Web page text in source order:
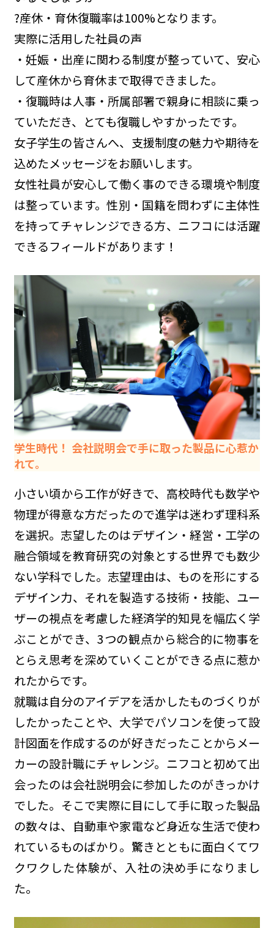
?産休・育休復職率は100%となります。
実際に活用した社員の声
・妊娠・出産に関わる制度が整っていて、安心
して産休から育休まで取得できました。
・復職時は人事・所属部署で親身に相談に乗っ
ていただき、とても復職しやすかったです。
女子学生の皆さんへ、支援制度の魅力や期待を
込めたメッセージをお願いします。
女性社員が安心して働く事のできる環境や制度
は整っています。性別・国籍を問わずに主体性
を持ってチャレンジできる方、ニフコには活躍
できるフィールドがあります！
学生時代！ 会社説明会で手に取った製品に心惹か
れて。
小さい頃から工作が好きで、高校時代も数学や
物理が得意な方だったので進学は迷わず理科系
を選択。志望したのはデザイン・経営・工学の
融合領域を教育研究の対象とする世界でも数少
ない学科でした。志望理由は、ものを形にする
デザイン力、それを製造する技術・技能、ユー
ザーの視点を考慮した経済学的知見を幅広く学
ぶことができ、3つの観点から総合的に物事を
とらえ思考を深めていくことができる点に惹か
れたからです。
就職は自分のアイデアを活かしたものづくりが
したかったことや、大学でパソコンを使って設
計図面を作成するのが好きだったことからメー
カーの設計職にチャレンジ。ニフコと初めて出
会ったのは会社説明会に参加したのがきっかけ
でした。そこで実際に目にして手に取った製品
の数々は、自動車や家電など身近な生活で使わ
れているものばかり。驚きとともに面白くてワ
クワクした体験が、入社の決め手になりまし
た。